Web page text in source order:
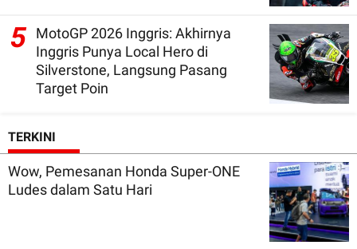
5 MotoGP 2026 Inggris: Akhirnya
Inggris Punya Local Hero di
Silverstone, Langsung Pasang
Target Poin
TERKINI
Wow, Pemesanan Honda Super-ONE
Ludes dalam Satu Hari